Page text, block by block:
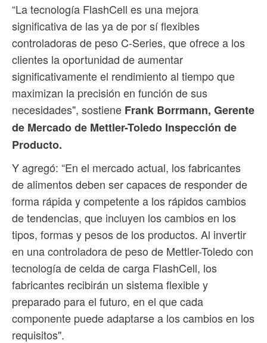
“La tecnología FlashCell es una mejora
significativa de las ya de por sí flexibles
controladoras de peso C-Series, que ofrece a los
clientes la oportunidad de aumentar
significativamente el rendimiento al tiempo que
maximizan la precisión en función de sus
necesidades", sostiene Frank Borrmann, Gerente
de Mercado de Mettler-Toledo Inspección de
Producto.
Y agregó: “En el mercado actual, los fabricantes
de alimentos deben ser capaces de responder de
forma rápida y competente a los rápidos cambios
de tendencias, que incluyen los cambios en los
tipos, formas y pesos de los productos. Al invertir
en una controladora de peso de Mettler-Toledo con
tecnología de celda de carga FlashCell, los
fabricantes recibirán un sistema flexible y
preparado para el futuro, en el que cada
componente puede adaptarse a los cambios en los
requisitos".